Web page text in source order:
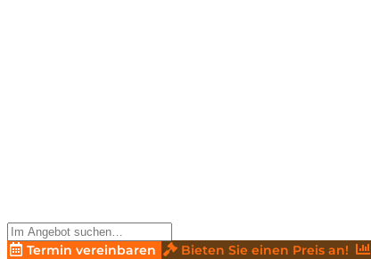
Termin vereinbaren Bieten Sie einen Preis an!